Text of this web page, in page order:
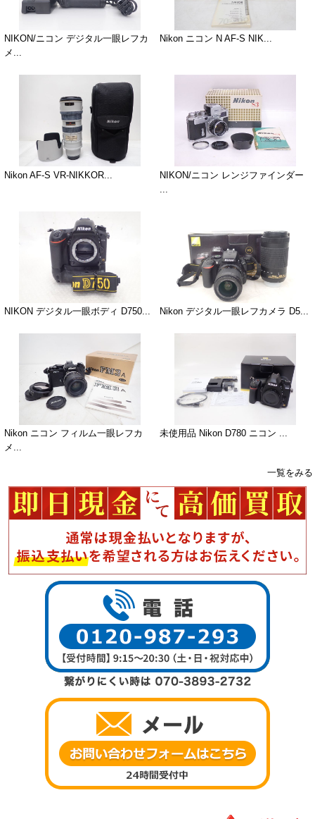
NIKON/ニコン デジタル一眼レフカ
メ...
Nikon ニコン N AF-S NIK...
Nikon AF-S VR-NIKKOR...
NIKON/ニコン レンジファインダー
NIKON デジタル一眼ボディ D750... Nikon デジタル一眼レフカメラ D5...
Nikon ニコン フィルム一眼レフカ
メ...
未使用品 Nikon D780 ニコン ...
一覧をみる